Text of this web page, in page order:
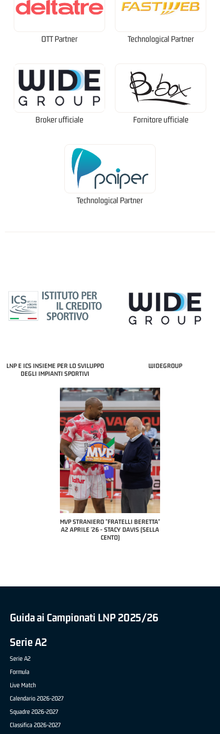
OTT Partner Technological Partner
Broker ufficiale Fornitore ufficiale
Technological Partner
LNP E ICS INSIEME PER LO SVILUPPO
DEGLI IMPIANTI SPORTIVI
WIDEGROUP
MVP STRANIERO "FRATELLI BERETTA"
A2 APRILE '26 - STACY DAVIS (SELLA
MVP "FRATELLI BERETTA"
DILAS B NAZIONALE APRILE
Guida ai Campionati LNP 2025/26
Serie A2
Serie A2
Formula
Live Match
Calendario 2026-2027
Squadre 2026-2027
Classifica 2026-2027